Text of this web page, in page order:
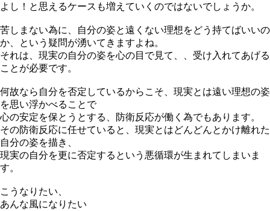
よし！と思えるケースも増えていくのではないでしょうか。
苦しまない為に、自分の姿と遠くない理想をどう持てばいいの
か、という疑問が湧いてきますよね。
それは、現実の自分の姿を心の目で見て、、受け入れてあげる
ことが必要です。
何故なら自分を否定しているからこそ、現実とは遠い理想の姿
を思い浮かべることで
心の安定を保とうとする、防衛反応が働く為でもあります。
その防衛反応に任せていると、現実とはどんどんとかけ離れた
自分の姿を描き、
現実の自分を更に否定するという悪循環が生まれてしまいま
す。
こうなりたい、
あんな風になりたい